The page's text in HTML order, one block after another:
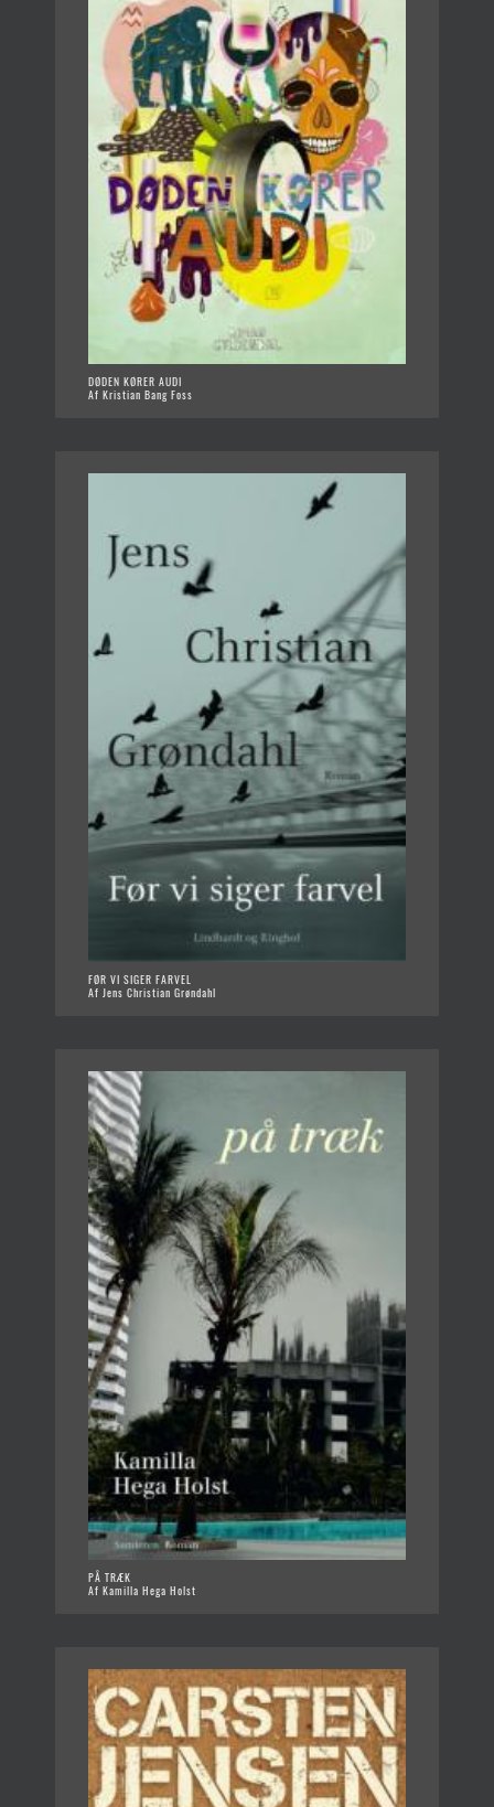
DØDEN KØRER AUDI
Af Kristian Bang Foss
FØR VI SIGER FARVEL
Af Jens Christian Grøndahl
PÅ TRÆK
Af Kamilla Hega Holst